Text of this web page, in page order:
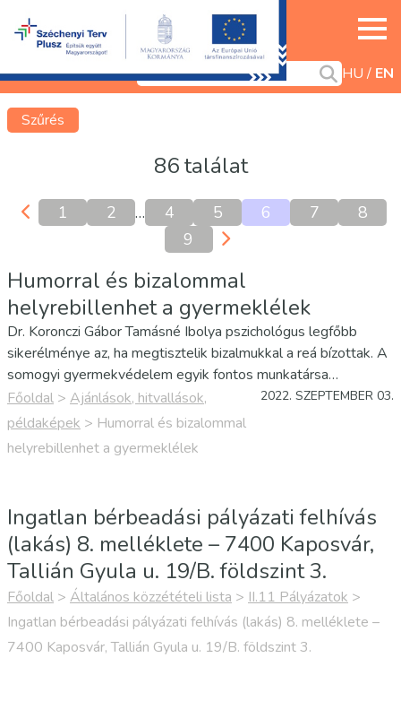
HU EN
Szűrés
86 találat
1 2 … 4 5 6 7
8
9
Humorral és bizalommal
helyrebillenhet a gyermeklélek
Dr. Koronczi Gábor Tamásné Ibolya pszichológus legfőbb
sikerélménye az, ha megtisztelik bizalmukkal a reá bízottak. A
somogyi gyermekvédelem egyik fontos munkatársa
negyedszázada dolgozik védenceiért, ám hivatása túlnő a
lélekápoláson. A gyermekvédelmi szakellátásban élőkért és
az őket szolgáló…
Főoldal > Ajánlások, hitvallások,
példaképek > Humorral és bizalommal
helyrebillenhet a gyermeklélek
2022. SZEPTEMBER 03.
Ingatlan bérbeadási pályázati felhívás
(lakás) 8. melléklete – 7400 Kaposvár,
Tallián Gyula u. 19/B. földszint 3.
Főoldal > Általános közzétételi lista > II.11 Pályázatok >
Ingatlan bérbeadási pályázati felhívás (lakás) 8. melléklete –
7400 Kaposvár, Tallián Gyula u. 19/B. földszint 3.